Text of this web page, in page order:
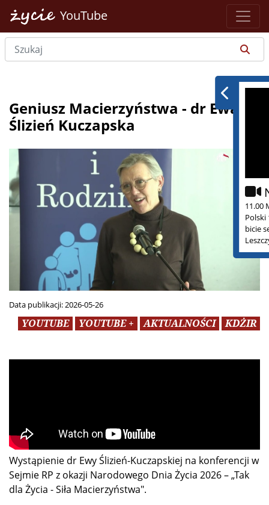
YouTube
11.00
Polski
bicie
Geniusz Macierzyństwa - dr Ewa
Ślizień Kuczapska
Data publikacji: 2026-05-26
YOUTUBE YOUTUBE + AKTUALNOŚCI KDŻIR
Wystąpienie dr Ewy Ślizień-Kuczapskiej na konferencji w
Sejmie RP z okazji Narodowego Dnia Życia 2026 – „Tak
dla Życia - Siła Macierzyństwa".